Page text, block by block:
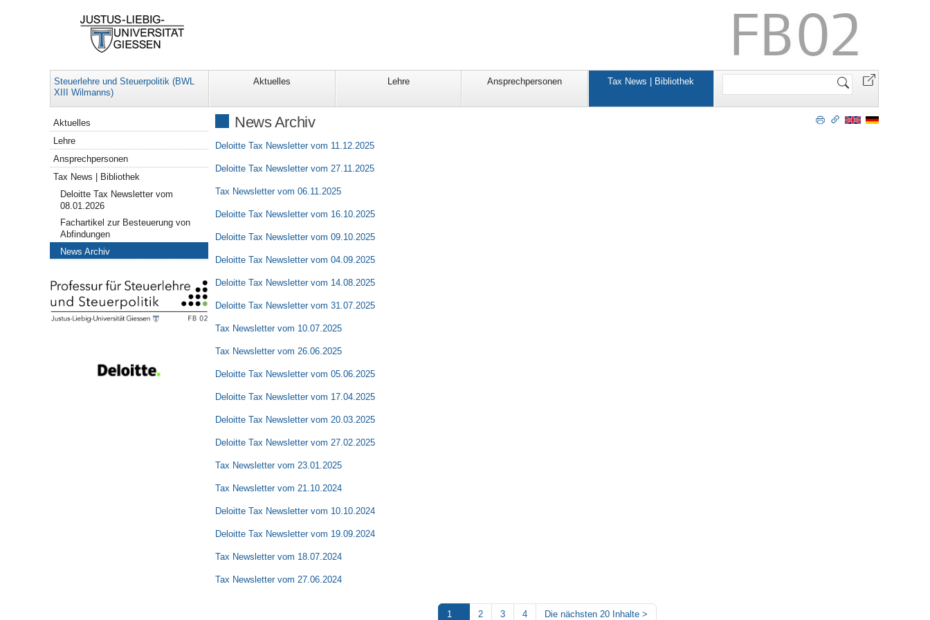
Steuerlehre und Steuerpolitik (BWL
XIII Wilmanns)
Aktuelles Lehre Ansprechpersonen Tax News | Bibliothek
Website
News Archiv
Deloitte Tax Newsletter vom 11.12.2025
Deloitte Tax Newsletter vom 27.11.2025
Tax Newsletter vom 06.11.2025
Deloitte Tax Newsletter vom 16.10.2025
Deloitte Tax Newsletter vom 09.10.2025
Deloitte Tax Newsletter vom 04.09.2025
Deloitte Tax Newsletter vom 14.08.2025
Deloitte Tax Newsletter vom 31.07.2025
Tax Newsletter vom 10.07.2025
Tax Newsletter vom 26.06.2025
Deloitte Tax Newsletter vom 05.06.2025
Deloitte Tax Newsletter vom 17.04.2025
Deloitte Tax Newsletter vom 20.03.2025
Deloitte Tax Newsletter vom 27.02.2025
Tax Newsletter vom 23.01.2025
Tax Newsletter vom 21.10.2024
Deloitte Tax Newsletter vom 10.10.2024
Deloitte Tax Newsletter vom 19.09.2024
Tax Newsletter vom 18.07.2024
Tax Newsletter vom 27.06.2024
1 2 3 4 Die nächsten 20 Inhalte >
Navigation
Aktuelles
Lehre
Ansprechpersonen
Tax News | Bibliothek
Deloitte Tax Newsletter vom
08.01.2026
Fachartikel zur Besteuerung von
Abfindungen
News Archiv